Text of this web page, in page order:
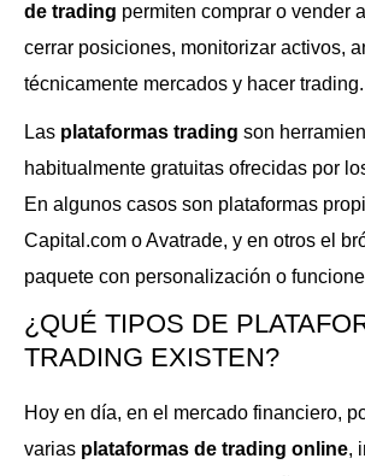
de trading permiten comprar o vender
cerrar posiciones, monitorizar activos,
técnicamente mercados y hacer trading.
Las plataformas trading son
habitualmente gratuitas ofrecidas por
En algunos casos son plataformas
Capital.com o Avatrade, y en otros el
paquete con personalización o
¿QUÉ TIPOS DE
TRADING EXISTEN?
Hoy en día, en el mercado financiero,
varias plataformas de trading online,